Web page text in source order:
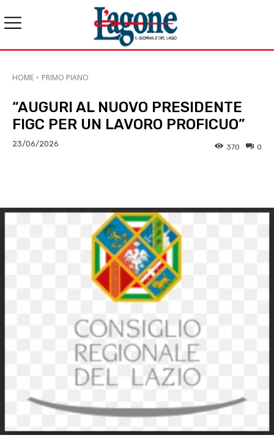
HOME PRIMO PIANO
“AUGURI AL NUOVO PRESIDENTE
FIGC PER UN LAVORO PROFICUO”
23/06/2026 0
370